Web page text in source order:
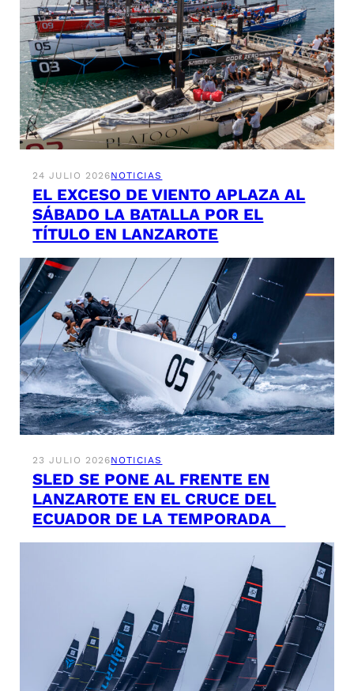
24 JULIO 2026NOTICIAS
EL EXCESO DE VIENTO APLAZA AL
SÁBADO LA BATALLA POR EL
TÍTULO EN LANZAROTE
23 JULIO 2026NOTICIAS
SLED SE PONE AL FRENTE EN
LANZAROTE EN EL CRUCE DEL
ECUADOR DE LA TEMPORADA